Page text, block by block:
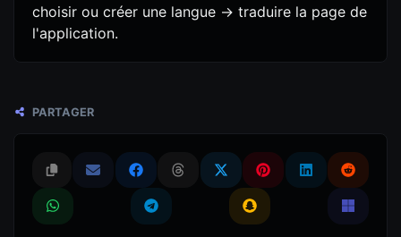
choisir ou créer une langue -> traduire la page de
l'application.
PARTAGER